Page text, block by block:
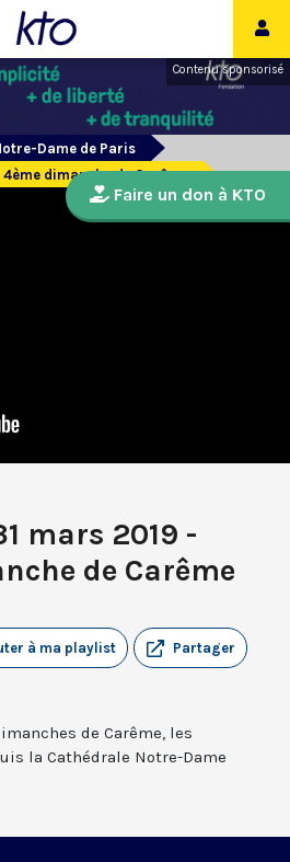
Contenu sponsorisé
Dame de Paris
dimanche de Carême
mars 2019 -
de Carême
Partager
à ma playlist
de Carême, les
la Cathédrale Notre-Dame
Faire un don à KTO